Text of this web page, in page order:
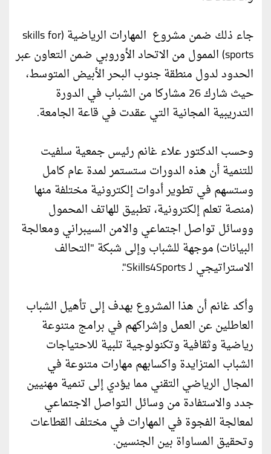
جاء ذلك ضمن مشروع المهارات الرياضية (skills for
sports) الممول من الاتحاد الأوروبي ضمن التعاون عبر
الحدود لدول منطقة جنوب البحر الأبيض المتوسط،
حيث شارك 26 مشاركا من الشباب في الدورة
التدريبية المجانية التي عقدت في قاعة الجامعة.
وحسب الدكتور علاء غانم رئيس جمعية سلفيت
للتنمية أن هذه الدورات ستستمر لمدة عام كامل
وستسهم في تطوير أدوات إلكترونية مختلفة منها
(منصة تعلم إلكترونية، تطبيق للهاتف المحمول
ووسائل تواصل اجتماعي والامن السيبراني ومعالجة
البيانات) موجهة للشباب وإلى شبكة "التحالف
الاستراتيجي لـ Skills4Sports".
وأكد غانم أن هذا المشروع بهدف إلى تأهيل الشباب
العاطلين عن العمل وإشراكهم في برامج متنوعة
رياضية وثقافية وتكنولوجية تلبية للاحتياجات
الشباب المتزايدة واكسابهم مهارات متنوعة في
المجال الرياضي التقني مما يؤدي إلى تنمية مهنيين
جدد والاستفادة من وسائل التواصل الاجتماعي
لمعالجة الفجوة في المهارات في مختلف القطاعات
وتحقيق المساواة بين الجنسين.